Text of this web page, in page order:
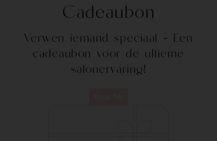
Cadeaubon
Verwen iemand speciaal - Een
cadeaubon voor de ultieme
salonervaring!